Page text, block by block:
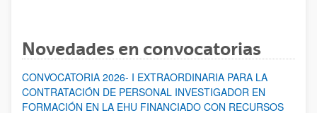
Novedades en convocatorias
CONVOCATORIA 2026- I EXTRAORDINARIA PARA LA
CONTRATACIÓN DE PERSONAL INVESTIGADOR EN
FORMACIÓN EN LA EHU FINANCIADO CON RECURSOS